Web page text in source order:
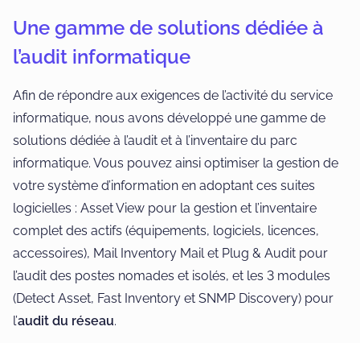
Une gamme de solutions dédiée à
l’audit informatique
Afin de répondre aux exigences de l’activité du service
informatique, nous avons développé une gamme de
solutions dédiée à l’audit et à l’inventaire du parc
informatique. Vous pouvez ainsi optimiser la gestion de
votre système d’information en adoptant ces suites
logicielles : Asset View pour la gestion et l’inventaire
complet des actifs (équipements, logiciels, licences,
accessoires), Mail Inventory Mail et Plug & Audit pour
l’audit des postes nomades et isolés, et les 3 modules
(Detect Asset, Fast Inventory et SNMP Discovery) pour
l’audit du réseau.